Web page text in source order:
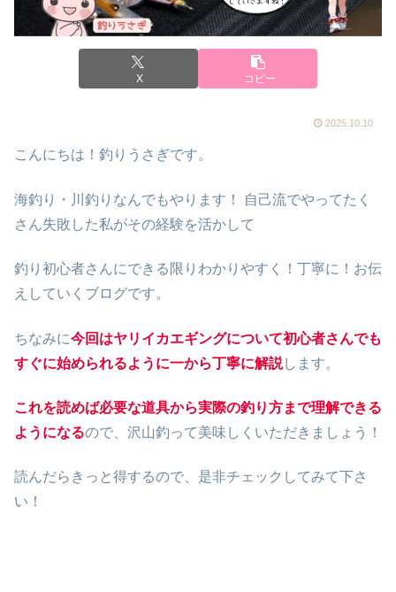
X コピー
2025.10.10
こんにちは！釣りうさぎです。
海釣り・川釣りなんでもやります！ 自己流でやってたく
さん失敗した私がその経験を活かして
釣り初心者さんにできる限りわかりやすく！丁寧に！お伝
えしていくブログです。
ちなみに今回はヤリイカエギングについて初心者さんでも
すぐに始められるように一から丁寧に解説します。
これを読めば必要な道具から実際の釣り方まで理解できる
ようになるので、沢山釣って美味しくいただきましょう！
読んだらきっと得するので、是非チェックしてみて下さ
い！